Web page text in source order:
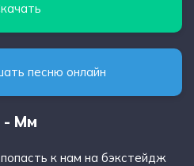
песню онлайн
- Мм
к нам на бэкстейдж